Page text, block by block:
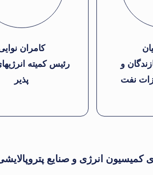
و
نفت
کامران
رئیس کمیته
پذیر
کمیسیون انرژی و صنایع